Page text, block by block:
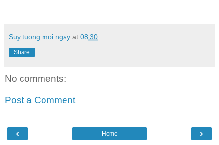
Suy tuong moi ngay at 08:30
Share
No comments:
Post a Comment
‹ ›
Home